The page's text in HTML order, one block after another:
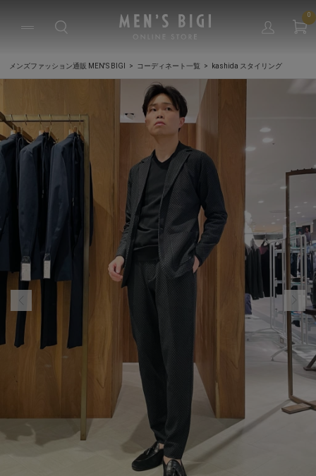
0
メンズファッション通販 MEN'S BIGI コーディネート一覧 kashida スタイリング